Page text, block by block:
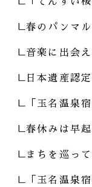
春のパンマ
音楽に出会
日本遺産認
「玉名温泉
春休みは早
まちを巡っ
「玉名温泉